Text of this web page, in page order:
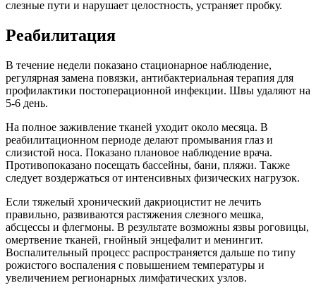
слезные пути и нарушает целостность, устраняет пробку.
Реабилитация
В течение недели показано стационарное наблюдение,
регулярная замена повязки, антибактериальная терапия для
профилактики постоперационной инфекции. Швы удаляют на
5-6 день.
На полное заживление тканей уходит около месяца. В
реабилитационном периоде делают промывания глаз и
слизистой носа. Показано плановое наблюдение врача.
Противопоказано посещать бассейны, бани, пляжи. Также
следует воздержаться от интенсивных физических нагрузок.
Если тяжелый хронический дакриоцистит не лечить
правильно, развиваются растяжения слезного мешка,
абсцессы и флегмоны. В результате возможны язвы роговицы,
омертвение тканей, гнойный энцефалит и менингит.
Воспалительный процесс распространяется дальше по типу
рожистого воспаления с повышением температуры и
увеличением регионарных лимфатических узлов.